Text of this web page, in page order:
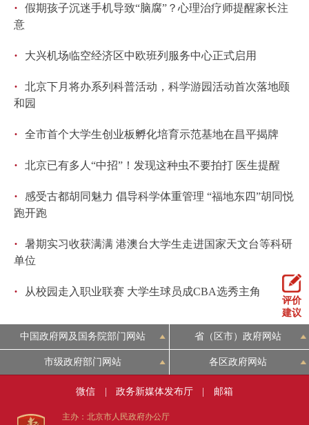
·
假期孩子沉迷手机导致“脑腐”？心理治疗师提醒家长注
意
· 大兴机场临空经济区中欧班列服务中心正式启用
·
北京下月将办系列科普活动，科学游园活动首次落地颐
和园
· 全市首个大学生创业板孵化培育示范基地在昌平揭牌
· 北京已有多人“中招”！发现这种虫不要拍打 医生提醒
·
感受古都胡同魅力 倡导科学体重管理 “福地东四”胡同悦
跑开跑
·
暑期实习收获满满 港澳台大学生走进国家天文台等科研
单位
· 从校园走入职业联赛 大学生球员成CBA选秀主角
评价
建议
中国政府网及国务院部门网站 省（区市）政府网站
市级政府部门网站 各区政府网站
微信 政务新媒体发布厅 邮箱
主办：北京市人民政府办公厅